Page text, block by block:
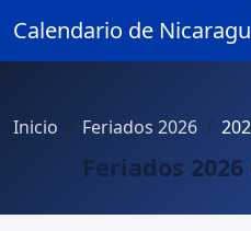
Calendario de
Inicio Feriados 2026
Feriados